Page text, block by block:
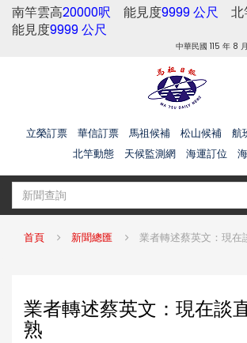
南竿雲高20000呎 能見度9999 公尺 北
能見度9999 公尺
中華民國 115 年 8
立榮訂票 華信訂票 馬祖候補 松山候補 航
北竿動態
天候監測網 海運訂位
首頁 新聞總匯 業者轉述蔡英文：現在
業者轉述蔡英文：現在談
熟